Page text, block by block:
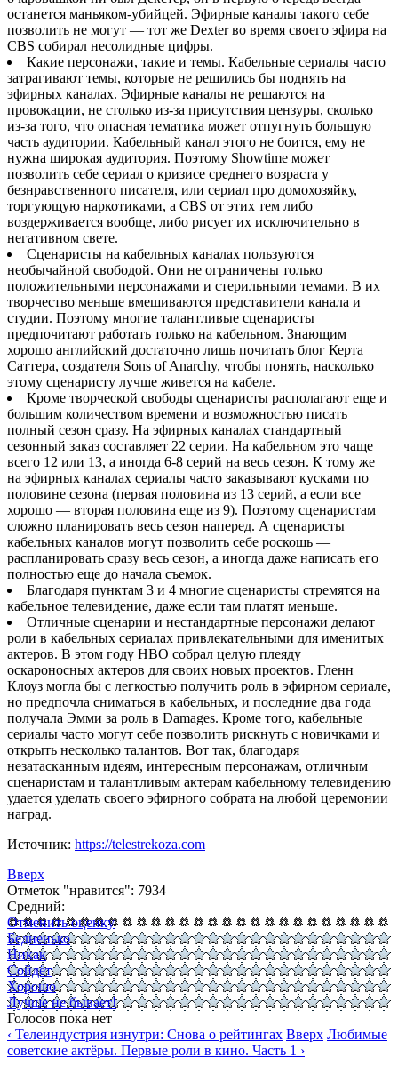
останется маньяком-убийцей. Эфирные каналы такого себе
позволить не могут — тот же Dexter во время своего эфира на
CBS собирал несолидные цифры.
Какие персонажи, такие и темы. Кабельные сериалы часто
затрагивают темы, которые не решились бы поднять на
эфирных каналах. Эфирные каналы не решаются на
провокации, не столько из-за присутствия цензуры, сколько
из-за того, что опасная тематика может отпугнуть большую
часть аудитории. Кабельный канал этого не боится, ему не
нужна широкая аудитория. Поэтому Showtime может
позволить себе сериал о кризисе среднего возраста у
безнравственного писателя, или сериал про домохозяйку,
торгующую наркотиками, а CBS от этих тем либо
воздерживается вообще, либо рисует их исключительно в
негативном свете.
Сценаристы на кабельных каналах пользуются
необычайной свободой. Они не ограничены только
положительными персонажами и стерильными темами. В их
творчество меньше вмешиваются представители канала и
студии. Поэтому многие талантливые сценаристы
предпочитают работать только на кабельном. Знающим
хорошо английский достаточно лишь почитать блог Керта
Саттера, создателя Sons of Anarchy, чтобы понять, насколько
этому сценаристу лучше живется на кабеле.
Кроме творческой свободы сценаристы располагают еще и
большим количеством времени и возможностью писать
полный сезон сразу. На эфирных каналах стандартный
сезонный заказ составляет 22 серии. На кабельном это чаще
всего 12 или 13, а иногда 6-8 серий на весь сезон. К тому же
на эфирных каналах сериалы часто заказывают кусками по
половине сезона (первая половина из 13 серий, а если все
хорошо — вторая половина еще из 9). Поэтому сценаристам
сложно планировать весь сезон наперед. А сценаристы
кабельных каналов могут позволить себе роскошь —
распланировать сразу весь сезон, а иногда даже написать его
полностью еще до начала съемок.
Благодаря пунктам 3 и 4 многие сценаристы стремятся на
кабельное телевидение, даже если там платят меньше.
Отличные сценарии и нестандартные персонажи делают
роли в кабельных сериалах привлекательными для именитых
актеров. В этом году HBO собрал целую плеяду
оскароносных актеров для своих новых проектов. Гленн
Клоуз могла бы с легкостью получить роль в эфирном сериале,
но предпочла сниматься в кабельных, и последние два года
получала Эмми за роль в Damages. Кроме того, кабельные
сериалы часто могут себе позволить рискнуть с новичками и
открыть несколько талантов. Вот так, благодаря
незатасканным идеям, интересным персонажам, отличным
сценаристам и талантливым актерам кабельному телевидению
удается уделать своего эфирного собрата на любой церемонии
наград.
Источник: https://telestrekoza.com
Вверх
Отметок "нравится": 7934
Средний:
Отменить оценку
Бедненько
Никак
Сойдёт
Хорошо
Лучше не бывает!
Голосов пока нет
‹ Телеиндустрия изнутри: Снова о рейтингах Вверх Любимые
советские актёры. Первые роли в кино. Часть 1 ›